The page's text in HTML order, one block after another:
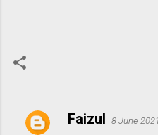
C
Faizul 8 June